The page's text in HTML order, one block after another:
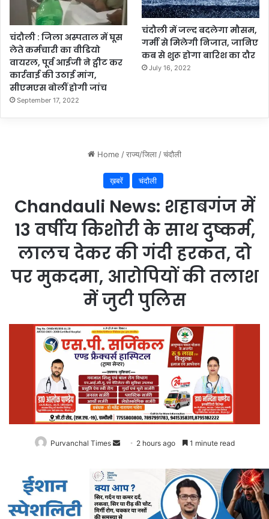
चंदौली : जिला अस्पताल में घूस
लेते कर्मचारी का वीडियो
वायरल, पूर्व आईजी ने ट्वीट कर
कार्रवाई की उठाई मांग,
सीएमएस बोलीं होगी जांच
September 17, 2022
चंदौली में जल्द बदलेगा मौसम,
गर्मी से मिलेगी निजात, जानिए
कब से शुरू होगा बारिश का दौर
July 16, 2022